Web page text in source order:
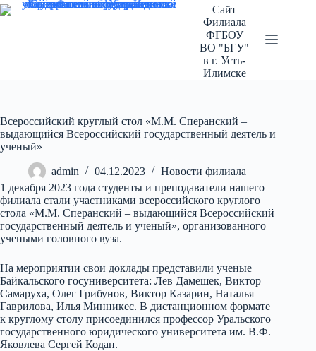
Перейти
к
Сайт
Филиала
ФГБОУ
ВО "БГУ"
в г. Усть-
Илимске
Всероссийский круглый стол «М.М. Сперанский –
выдающийся Всероссийский государственный деятель и
ученый»
admin 04.12.2023
Новости филиала
1 декабря 2023 года студенты и преподаватели нашего
филиала стали участниками всероссийского круглого
стола «М.М. Сперанский – выдающийся Всероссийский
государственный деятель и ученый», организованного
учеными головного вуза.
На мероприятии свои доклады представили ученые
Байкальского госуниверситета: Лев Дамешек, Виктор
Самаруха, Олег Грибунов, Виктор Казарин, Наталья
Гаврилова, Илья Минникес. В дистанционном формате
к круглому столу присоединился профессор Уральского
государственного юридического университета им. В.Ф.
Яковлева Сергей Кодан.